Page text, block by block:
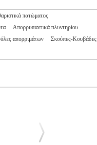
πατώματος
Απορρυπαντικά πλυντηρίου
απορριμάτων
Σκούπες-Κουβάδες